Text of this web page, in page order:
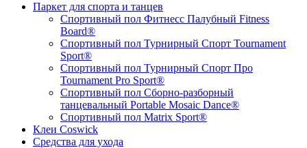
Паркет для спорта и танцев
Спортивный пол Фитнесс Палубный Fitness
Board®
Спортивный пол Турнирный Спорт Tournament
Sport®
Спортивный пол Турнирный Спорт Про
Tournament Pro Sport®
Спортивный пол Сборно-разборный
танцевальный Portable Mosaic Dance®
Спортивный пол Matrix Sport®
Клеи Coswick
Средства для ухода